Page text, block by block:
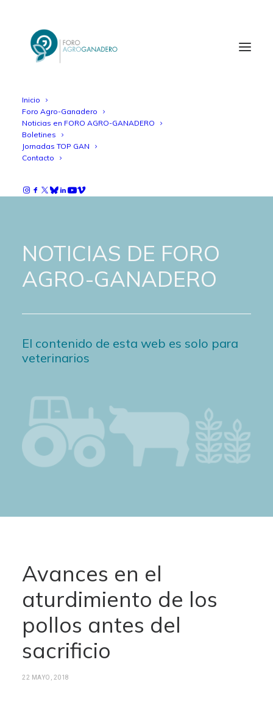
Inicio
Foro Agro-Ganadero
Noticias en FORO AGRO-GANADERO
Boletines
Jornadas TOP GAN
Contacto
NOTICIAS DE FORO
AGRO-GANADERO
El contenido de esta web es solo para
veterinarios
Avances en el
aturdimiento de los
pollos antes del
sacrificio
22 MAYO, 2018